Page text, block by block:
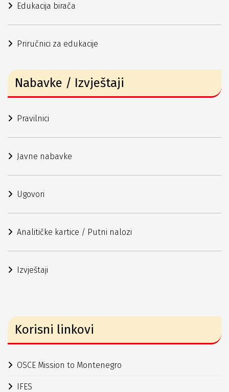
Edukacija birača
Priručnici za edukacije
Nabavke / Izvještaji
Pravilnici
Javne nabavke
Ugovori
Analitičke kartice / Putni nalozi
Izvještaji
Korisni linkovi
OSCE Mission to Montenegro
IFES